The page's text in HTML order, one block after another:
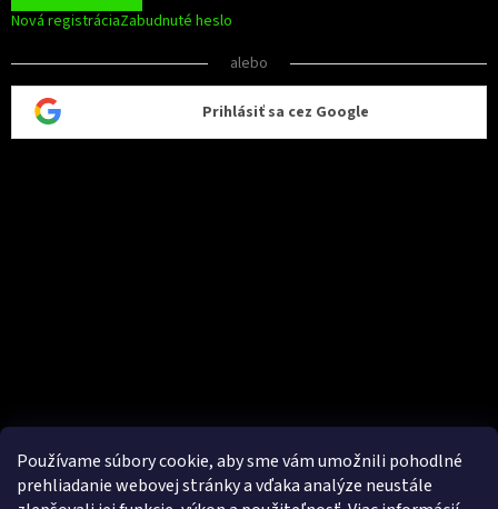
Používame súbory cookie, aby sme vám umožnili pohodlné
prehliadanie webovej stránky a vďaka analýze neustále
Nová registráciaZabudnuté heslo
alebo
Prihlásiť sa cez Google